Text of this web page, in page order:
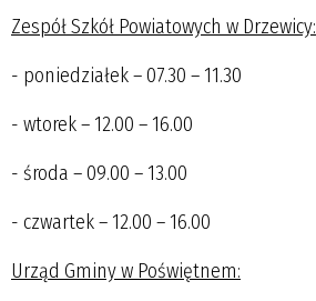
Zespół Szkół Powiatowych w Drzewicy:
- poniedziałek – 07.30 – 11.30
- wtorek – 12.00 – 16.00
- środa – 09.00 – 13.00
- czwartek – 12.00 – 16.00
Urząd Gminy w Poświętnem: